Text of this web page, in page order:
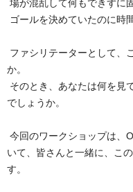
か。
でしょうか。
いて、皆さんと一緒に、こ
す。